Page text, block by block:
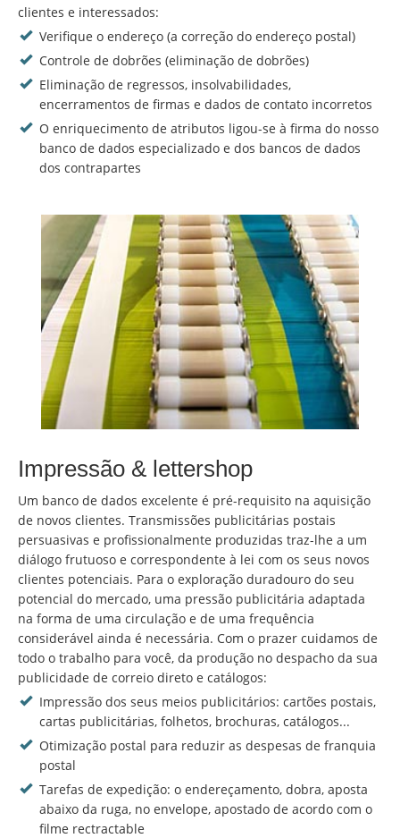
clientes e interessados:
Verifique o endereço (a correção do endereço postal)
Controle de dobrões (eliminação de dobrões)
Eliminação de regressos, insolvabilidades,
encerramentos de firmas e dados de contato incorretos
O enriquecimento de atributos ligou-se à firma do nosso
banco de dados especializado e dos bancos de dados
dos contrapartes
Impressão & lettershop
Um banco de dados excelente é pré-requisito na aquisição
de novos clientes. Transmissões publicitárias postais
persuasivas e profissionalmente produzidas traz-lhe a um
diálogo frutuoso e correspondente à lei com os seus novos
clientes potenciais. Para o exploração duradouro do seu
potencial do mercado, uma pressão publicitária adaptada
na forma de uma circulação e de uma frequência
considerável ainda é necessária. Com o prazer cuidamos de
todo o trabalho para você, da produção no despacho da sua
publicidade de correio direto e catálogos:
Impressão dos seus meios publicitários: cartões postais,
cartas publicitárias, folhetos, brochuras, catálogos...
Otimização postal para reduzir as despesas de franquia
postal
Tarefas de expedição: o endereçamento, dobra, aposta
abaixo da ruga, no envelope, apostado de acordo com o
filme rectractable